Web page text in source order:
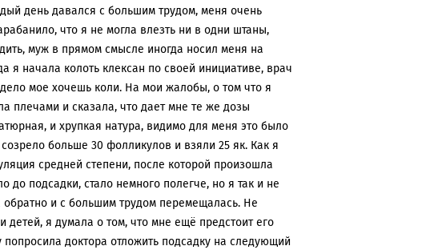
день давался с большим трудом, меня очень
что я не могла влезть ни в одни штаны,
муж в прямом смысле иногда носил меня на
я начала колоть клексан по своей инициативе, врач
мое хочешь коли. На мои жалобы, о том что я
плечами и сказала, что дает мне те же дозы
и хрупкая натура, видимо для меня это было
больше 30 фолликулов и взяли 25 як. Как я
средней степени, после которой произошла
до подсадки, стало немного полегче, но я так и не
и с большим трудом перемещалась. Не
детей, я думала о том, что мне ещё предстоит его
доктора отложить подсадку на следующий